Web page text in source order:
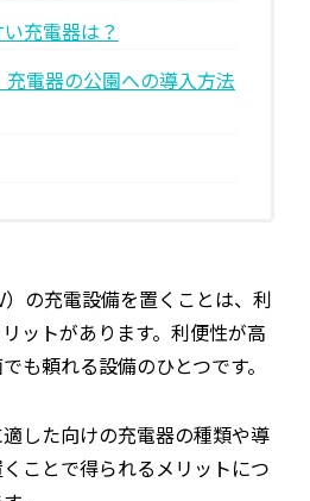
ト
充電器は？
充電器の公園への導入方法
の充電設備を置くことは、利
ットがあります。利便性が高
も頼れる設備のひとつです。
した向けの充電器の種類や導
ことで得られるメリットにつ